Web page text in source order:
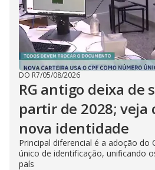
DO R7/05/08/2026
RG antigo deixa de
partir de 2028; veja
nova identidade
Principal diferencial é a adoção do
único de identificação, unificando
país